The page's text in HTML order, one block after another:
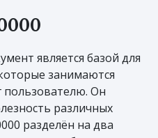
является базой для
занимаются
пользователю. Он
различных
разделён на два